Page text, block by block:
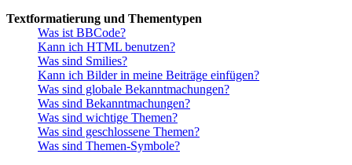
Textformatierung und Thementypen
Was ist BBCode?
Kann ich HTML benutzen?
Was sind Smilies?
Kann ich Bilder in meine Beiträge einfügen?
Was sind globale Bekanntmachungen?
Was sind Bekanntmachungen?
Was sind wichtige Themen?
Was sind geschlossene Themen?
Was sind Themen-Symbole?